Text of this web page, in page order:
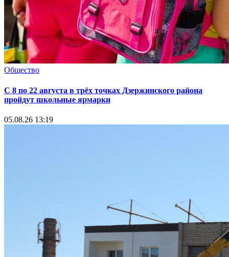
Общество
С 8 по 22 августа в трёх точках Дзержинского района
пройдут школьные ярмарки
05.08.26 13:19